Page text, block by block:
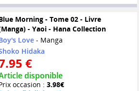
Morning - Tome 02 - Livre
- Yaoi - Hana Collection
Love- Manga
Hidaka
€
disponible
occasion : 3.98€